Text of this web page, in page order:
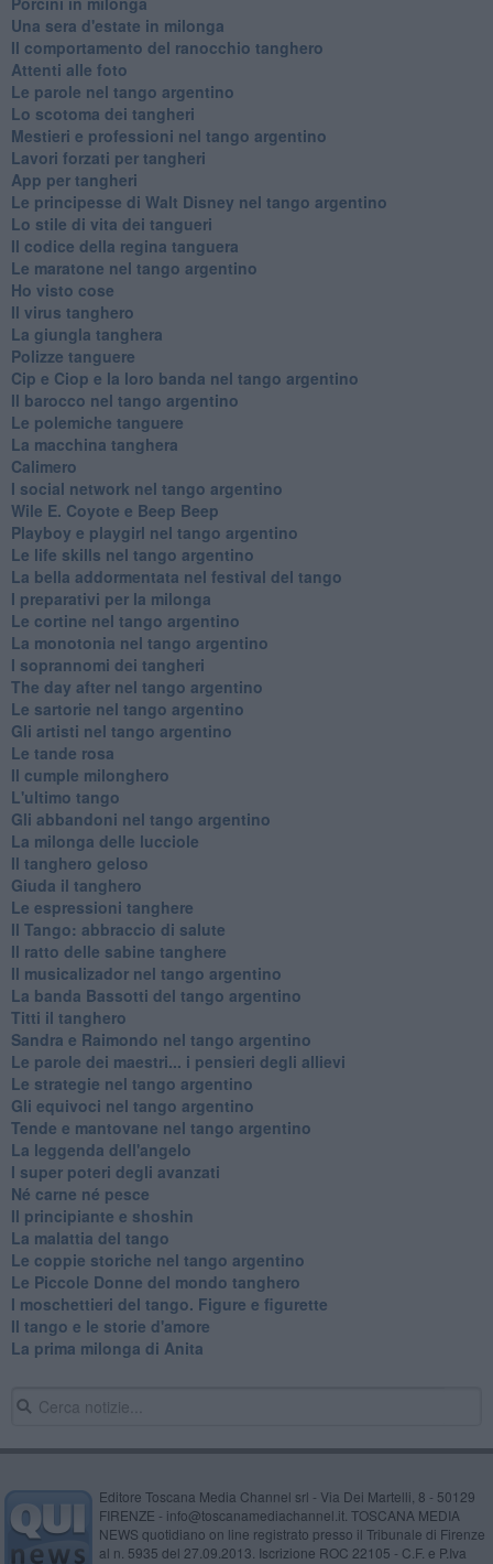
Una sera d'estate in milonga
Il comportamento del ranocchio tanghero
Attenti alle foto
Le parole nel tango argentino
Lo scotoma dei tangheri
Mestieri e professioni nel tango argentino
Lavori forzati per tangheri
App per tangheri
Le principesse di Walt Disney nel tango argentino
Lo stile di vita dei tangueri
Il codice della regina tanguera
Le maratone nel tango argentino
Ho visto cose
Il virus tanghero
La giungla tanghera
Polizze tanguere
Cip e Ciop e la loro banda nel tango argentino
Il barocco nel tango argentino
Le polemiche tanguere
La macchina tanghera
Calimero
​I social network nel tango argentino
Wile E. Coyote e Beep Beep
Playboy e playgirl nel tango argentino
Le life skills nel tango argentino
La bella addormentata nel festival del tango
I preparativi per la milonga
Le cortine nel tango argentino
La monotonia nel tango argentino
I soprannomi dei tangheri
The day after nel tango argentino
Le sartorie nel tango argentino
Gli artisti nel tango argentino
Le tande rosa
Il cumple milonghero
L'ultimo tango
Gli abbandoni nel tango argentino
La milonga delle lucciole
Il tanghero geloso
Giuda il tanghero
Le espressioni tanghere
Il Tango: abbraccio di salute
Il ratto delle sabine tanghere
Il musicalizador nel tango argentino
La banda Bassotti del tango argentino
Titti il tanghero
Sandra e Raimondo nel tango argentino
Le parole dei maestri... i pensieri degli allievi
Le strategie nel tango argentino
Gli equivoci nel tango argentino
Tende e mantovane nel tango argentino
La leggenda dell'angelo
I super poteri degli avanzati
​Né carne né pesce
Il principiante e shoshin
La malattia del tango
Le coppie storiche nel tango argentino
​Le Piccole Donne del mondo tanghero
I moschettieri del tango. Figure e figurette
Il tango e le storie d'amore
​La prima milonga di Anita
Editore Toscana Media Channel srl - Via Dei Martelli, 8 - 50129
FIRENZE - info@toscanamediachannel.it. TOSCANA MEDIA
NEWS quotidiano on line registrato presso il Tribunale di Firenze
al n. 5935 del 27.09.2013. Iscrizione ROC 22105 - C.F. e P.Iva